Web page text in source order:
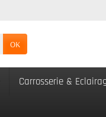
OK
Carrosserie &